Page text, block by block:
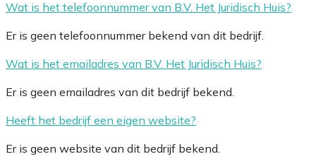
Wat is het telefoonnummer van B.V. Het Juridisch Huis?
Er is geen telefoonnummer bekend van dit bedrijf.
Wat is het emailadres van B.V. Het Juridisch Huis?
Er is geen emailadres van dit bedrijf bekend.
Heeft het bedrijf een eigen website?
Er is geen website van dit bedrijf bekend.